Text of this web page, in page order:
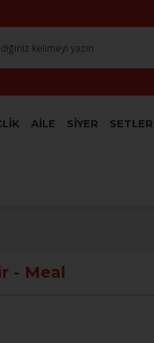
AİLE SİYER SETLER
- Meal